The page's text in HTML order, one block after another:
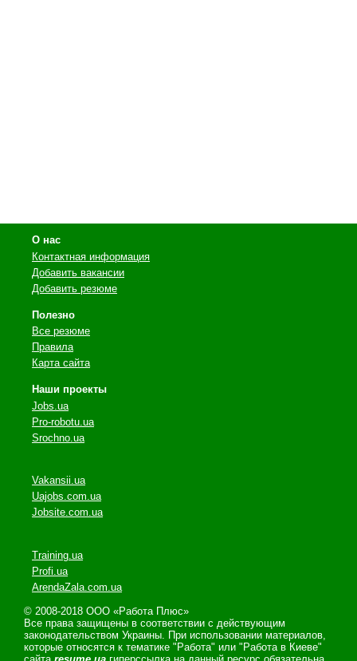
О нас
Контактная информация
Добавить вакансии
Добавить резюме
Полезно
Все резюме
Правила
Карта сайта
Наши проекты
Jobs.ua
Pro-robotu.ua
Srochno.ua
Vakansii.ua
Uajobs.com.ua
Jobsite.com.ua
Training.ua
Profi.ua
ArendaZala.com.ua
© 2008-2018 ООО «Работа Плюс»
Все права защищены в соответствии с действующим
законодательством Украины. При использовании материалов,
которые относятся к тематике "Работа" или "Работа в Киеве"
сайта resume.ua гиперссылка на данный ресурс обязательна.